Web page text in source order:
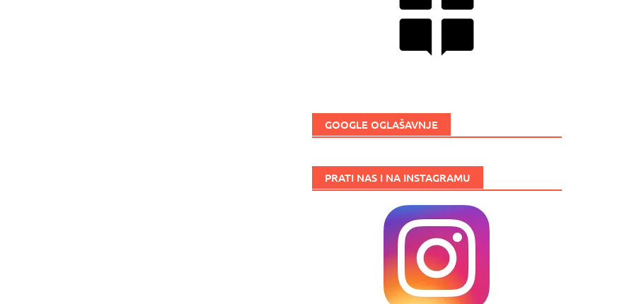
GOOGLE OGLAŠAVNJE
PRATI NAS I NA INSTAGRAMU